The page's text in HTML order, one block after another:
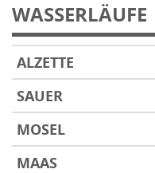
WASSERLÄUFE
ALZETTE
SAUER
MOSEL
MAAS